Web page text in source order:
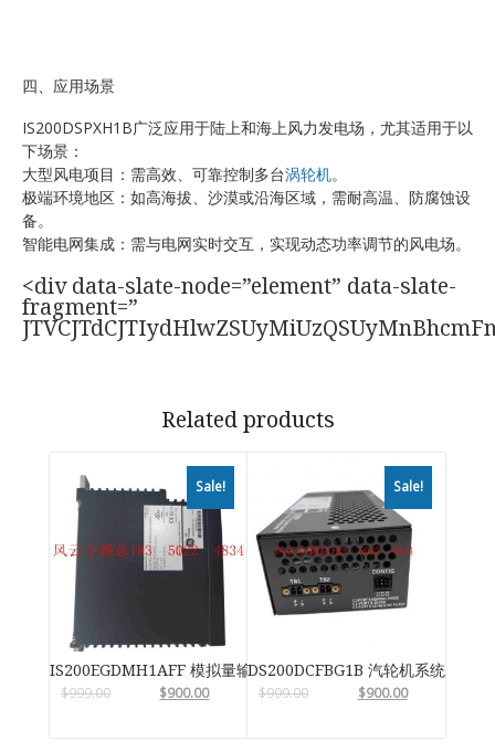
四、应用场景
IS200DSPXH1B广泛应用于陆上和海上风力发电场，尤其适用于以
下场景：
大型风电项目：需高效、可靠控制多台涡轮机。
极端环境地区：如高海拔、沙漠或沿海区域，需耐高温、防腐蚀设
备。
智能电网集成：需与电网实时交互，实现动态功率调节的风电场。
<div data-slate-node=”element” data-slate-
fragment=”
Related products
Sale!
IS200EGDMH1AFF 模拟量输入输出模块
$999.00 $900.00
Sale!
DS200DCFBG1B 汽轮机系统卡件
$999.00 $900.00